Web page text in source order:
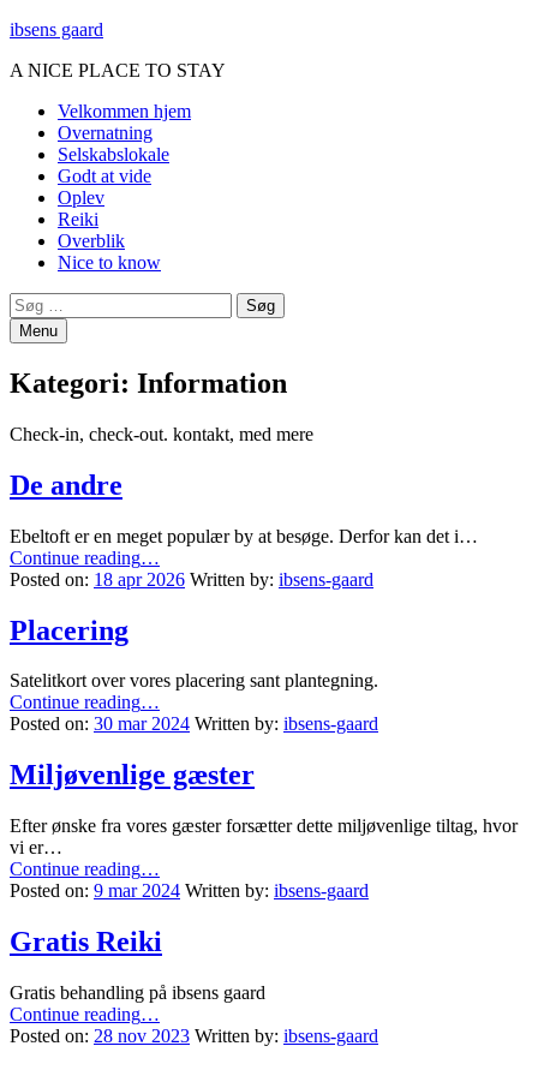
ibsens gaard
A NICE PLACE TO STAY
Primary
Menu
Velkommen hjem
Overnatning
Selskabslokale
Godt at vide
Oplev
Reiki
Overblik
Nice to know
Search
Søg
efter:
Menu
Kategori: Information
Check-in, check-out. kontakt, med mere
De andre
Ebeltoft er en meget populær by at besøge. Derfor kan det i…
Continue reading“De
andre”
…
Posted on: 18 apr 2026 Written by: ibsens-gaard
Placering
Satelitkort over vores placering sant plantegning.
Continue reading“Placering”
…
Posted on: 30 mar 2024 Written by: ibsens-gaard
Miljøvenlige gæster
Efter ønske fra vores gæster forsætter dette miljøvenlige tiltag, hvor
vi er…
Continue reading“Miljøvenlige
gæster”
…
Posted on: 9 mar 2024 Written by: ibsens-gaard
Gratis Reiki
Gratis behandling på ibsens gaard
Continue reading“Gratis
Reiki”
…
Posted on: 28 nov 2023 Written by: ibsens-gaard